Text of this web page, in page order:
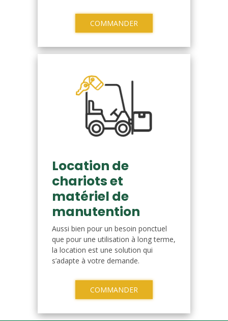
COMMANDER
Location de
chariots et
matériel de
manutention
Aussi bien pour un besoin ponctuel
que pour une utilisation à long terme,
la location est une solution qui
s’adapte à votre demande.
COMMANDER